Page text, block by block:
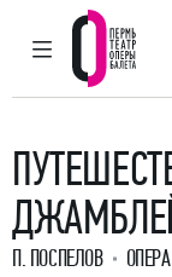
ГЛАВНОЕ МЕНЮ
П. ПОСПЕЛОВ ОПЕРА